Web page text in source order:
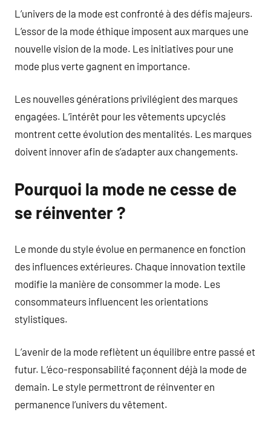
L’univers de la mode est confronté à des défis majeurs.
L’essor de la mode éthique imposent aux marques une
nouvelle vision de la mode. Les initiatives pour une
mode plus verte gagnent en importance.
Les nouvelles générations privilégient des marques
engagées. L’intérêt pour les vêtements upcyclés
montrent cette évolution des mentalités. Les marques
doivent innover afin de s’adapter aux changements.
Pourquoi la mode ne cesse de
se réinventer ?
Le monde du style évolue en permanence en fonction
des influences extérieures. Chaque innovation textile
modifie la manière de consommer la mode. Les
consommateurs influencent les orientations
stylistiques.
L’avenir de la mode reflètent un équilibre entre passé et
futur. L’éco-responsabilité façonnent déjà la mode de
demain. Le style permettront de réinventer en
permanence l’univers du vêtement.